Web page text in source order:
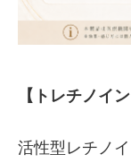
【トレチノイン
活性型レチノ